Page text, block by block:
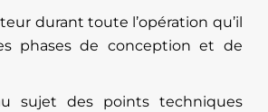
durant toute l’opération qu’il
phases de conception et de
sujet des points techniques